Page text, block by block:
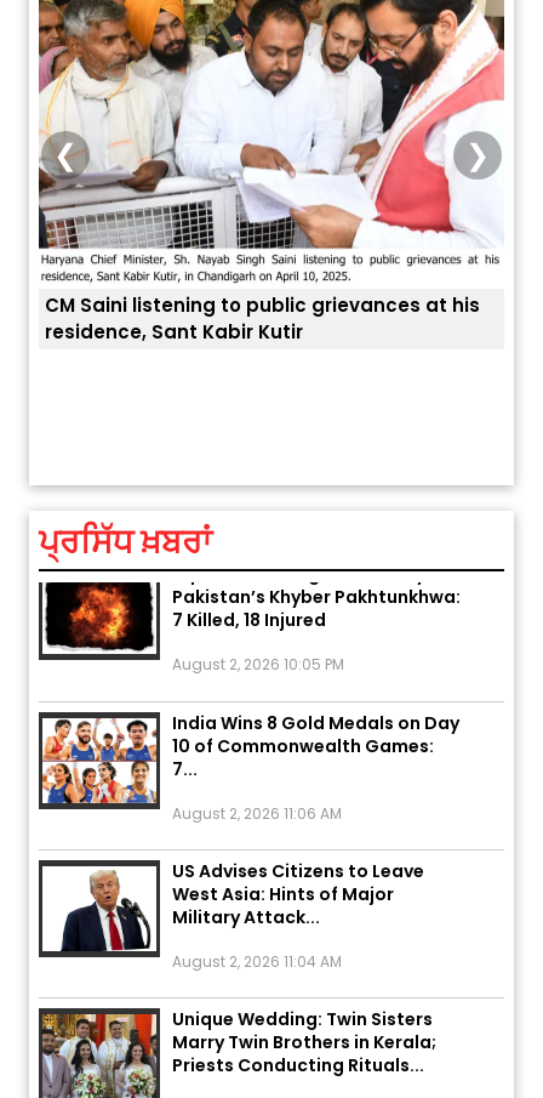
CM Saini listening to public grievances at his
residence, Sant Kabir Kutir
❮ ❯
ਪ੍ਰਸਿੱਧ ਖ਼ਬਰਾਂ
August 5, 2026 6:23 AM
Explosion During Peace Rally in
Pakistan’s Khyber Pakhtunkhwa:
7 Killed, 18 Injured
India Wins 8 Gold Medals on Day
10 of Commonwealth Games:
7...
US Advises Citizens to Leave
West Asia: Hints of Major
Military Attack...
Unique Wedding: Twin Sisters
Marry Twin Brothers in Kerala;
Priests Conducting Rituals...